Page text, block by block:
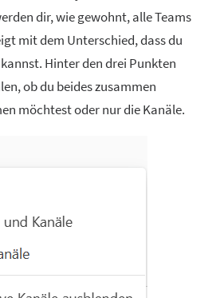
dir, wie gewohnt, alle Teams
mit dem Unterschied, dass du
Hinter den drei Punkten
ob du beides zusammen
möchtest oder nur die Kanäle.